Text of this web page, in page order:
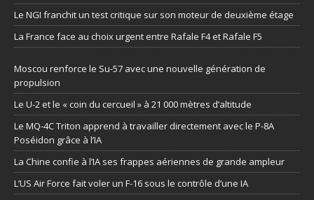
Le NGI franchit un test critique sur son moteur de deuxième étage
La France face au choix urgent entre Rafale F4 et Rafale F5
Moscou renforce le Su-57 avec une nouvelle génération de
propulsion
Le U-2 et le « coin du cercueil » à 21 000 mètres d’altitude
Le MQ-4C Triton apprend à travailler directement avec le P-8A
Poséidon grâce à l’IA
La Chine confie à l’IA ses frappes aériennes de grande ampleur
L’US Air Force fait voler un F-16 sous le contrôle d’une IA